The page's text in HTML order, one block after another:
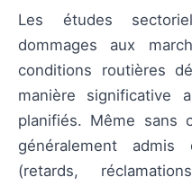
Les études
dommages aux
conditions routières
manière significative
planifiés. Même sans
généralement
(retards,